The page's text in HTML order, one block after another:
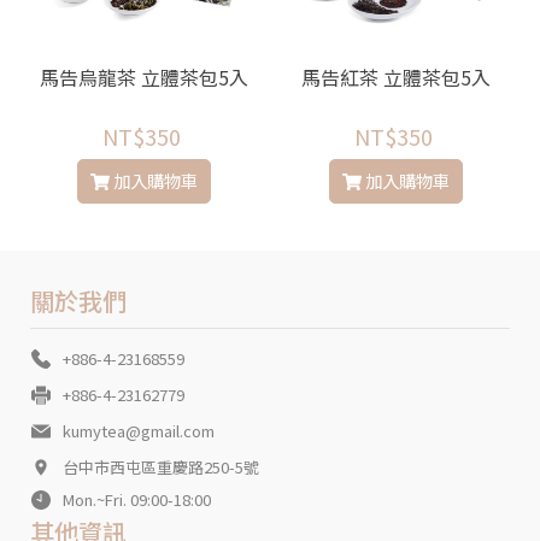
馬告烏龍茶 立體茶包5入
NT$350
加入購物車
馬告紅茶 立體茶包5入
NT$350
加入購物車
關於我們
+886-4-23168559
+886-4-23162779
kumytea@gmail.com
台中市西屯區重慶路250-5號
Mon.~Fri. 09:00-18:00
其他資訊